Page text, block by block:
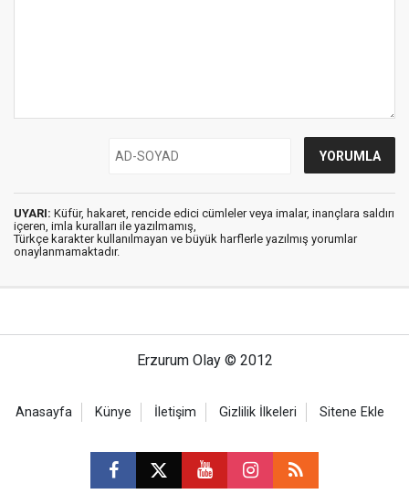
UYARI: Küfür, hakaret, rencide edici cümleler veya imalar, inançlara saldırı
içeren, imla kuralları ile yazılmamış,
Türkçe karakter kullanılmayan ve büyük harflerle yazılmış yorumlar
onaylanmamaktadır.
Erzurum Olay © 2012
Anasayfa Künye İletişim Gizlilik İlkeleri Sitene Ekle